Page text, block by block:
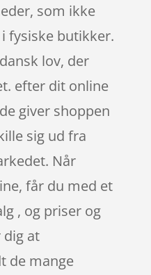
som ikke
fysiske butikker.
lov, der
efter dit online
giver shoppen
sig ud fra
Når
får du med et
, og priser og
at
de mange